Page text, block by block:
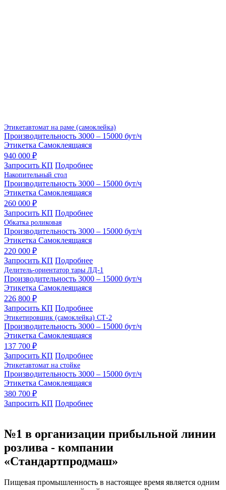
Этикетавтомат на раме (самоклейка)
Производительность 3000 – 15000 бут/ч
Этикетка Самоклеящаяся
940 000 ₽
Запросить КП Подробнее
Накопительный стол
Производительность 3000 – 15000 бут/ч
Этикетка Самоклеящаяся
260 000 ₽
Запросить КП Подробнее
Обкатка роликовая
Производительность 3000 – 15000 бут/ч
Этикетка Самоклеящаяся
220 000 ₽
Запросить КП Подробнее
Делитель-ориентатор тары ЛД-1
Производительность 3000 – 15000 бут/ч
Этикетка Самоклеящаяся
226 800 ₽
Запросить КП Подробнее
Этикетировщик (самоклейка) СТ-2
Производительность 3000 – 15000 бут/ч
Этикетка Самоклеящаяся
137 700 ₽
Запросить КП Подробнее
Этикетавтомат на стойке
Производительность 3000 – 15000 бут/ч
Этикетка Самоклеящаяся
380 700 ₽
Запросить КП Подробнее
№1 в организации прибыльной линии
розлива - компании
«Стандартпродмаш»
Пищевая промышленность в настоящее время является одним